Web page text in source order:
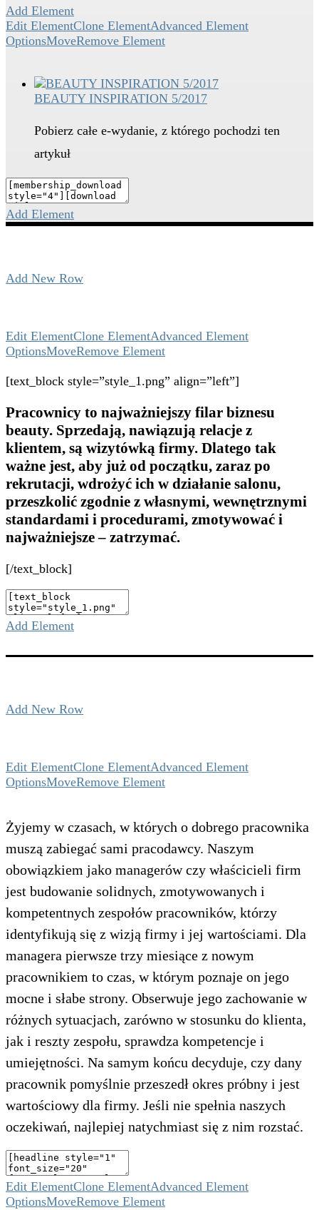
Add Element
Edit ElementClone ElementAdvanced Element
OptionsMoveRemove Element
BEAUTY INSPIRATION 5/2017
Pobierz całe e-wydanie, z którego pochodzi ten
artykuł
Add Element
Add New Row
Edit ElementClone ElementAdvanced Element
OptionsMoveRemove Element
[text_block style=”style_1.png” align=”left”]
Pracownicy to najważniejszy filar biznesu
beauty. Sprzedają, nawiązują relacje z
klientem, są wizytówką firmy. Dlatego tak
ważne jest, aby już od początku, zaraz po
rekrutacji, wdrożyć ich w działanie salonu,
przeszkolić zgodnie z własnymi, wewnętrznymi
standardami i procedurami, zmotywować i
najważniejsze – zatrzymać.
[/text_block]
Add Element
Add New Row
Edit ElementClone ElementAdvanced Element
OptionsMoveRemove Element
Żyjemy w czasach, w których o dobrego pracownika
muszą zabiegać sami pracodawcy. Naszym
obowiązkiem jako managerów czy właścicieli firm
jest budowanie solidnych, zmotywowanych i
kompetentnych zespołów pracowników, którzy
identyfikują się z wizją firmy i jej wartościami. Dla
managera pierwsze trzy miesiące z nowym
pracownikiem to czas, w którym poznaje on jego
mocne i słabe strony. Obserwuje jego zachowanie w
różnych sytuacjach, zarówno w stosunku do klienta,
jak i reszty zespołu, sprawdza kompetencje i
umiejętności. Na samym końcu decyduje, czy dany
pracownik pomyślnie przeszedł okres próbny i jest
wartościowy dla firmy. Jeśli nie spełnia naszych
oczekiwań, najlepiej natychmiast się z nim rozstać.
Edit ElementClone ElementAdvanced Element
OptionsMoveRemove Element